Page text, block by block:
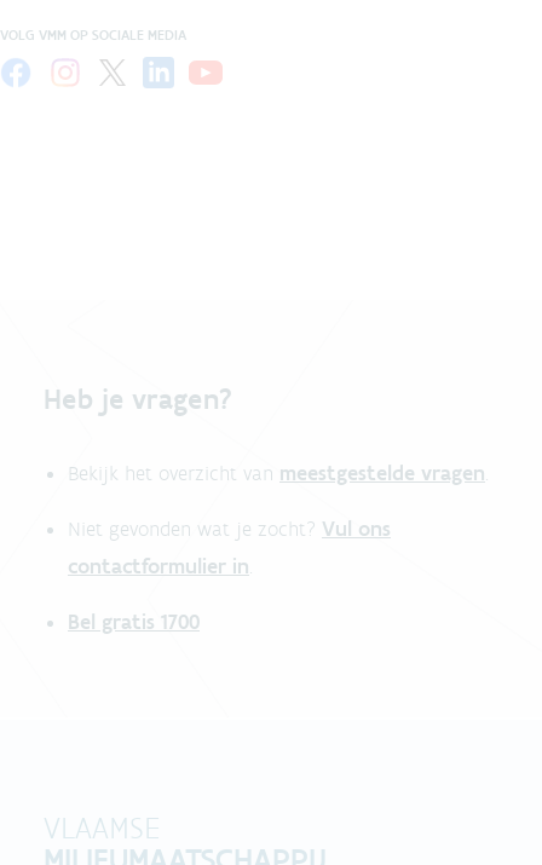
VOLG VMM OP SOCIALE MEDIA
Heb je vragen?
Bekijk het overzicht van meestgestelde vragen.
Niet gevonden wat je zocht? Vul ons
contactformulier in.
Bel gratis 1700
VLAAMSE